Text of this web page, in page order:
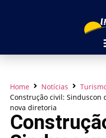
Home Notícias
Construção civil: Sinduscon
nova diretoria